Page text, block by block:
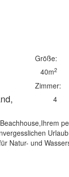
Größe:
40m2
Zimmer:
4
Natur- und